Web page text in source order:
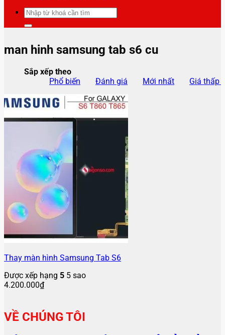
Tìm
kiếm:
man hinh samsung tab s6 cu
Sắp xếp theo
Phổ biến
Đánh giá Mới nhất Giá thấp
Thay màn hình Samsung Tab S6
Được xếp hạng 5 5 sao
4.200.000₫
VỀ CHÚNG TÔI